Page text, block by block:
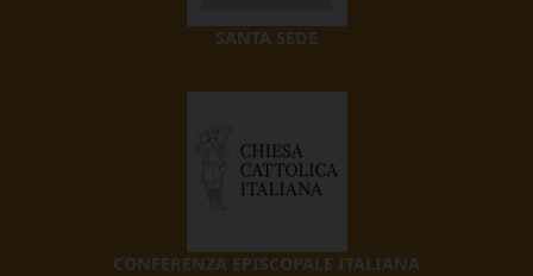
SANTA SEDE
CONFERENZA EPISCOPALE ITALIANA